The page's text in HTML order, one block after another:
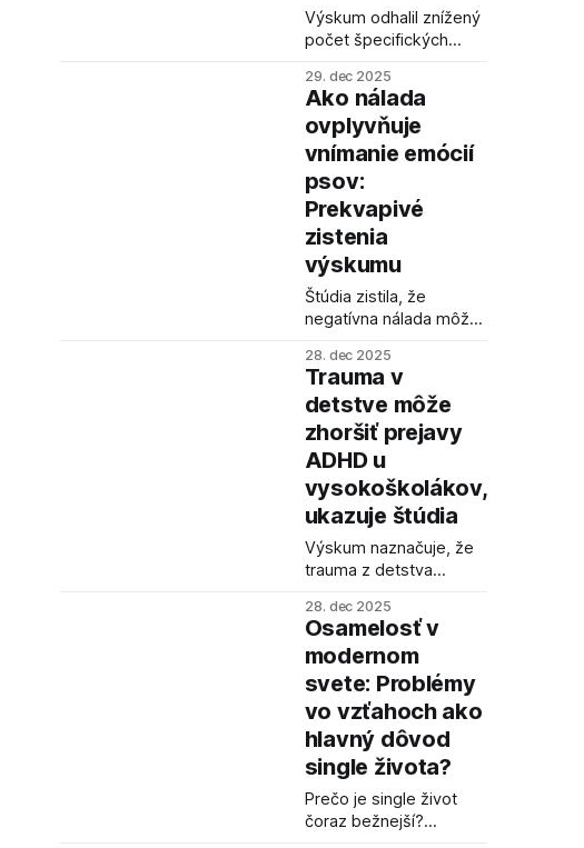
Výskum odhalil znížený
počet špecifických
glutamát, hlavný
excitačný
neurotransmiter, v
mozgoch ľudí s
autizmom. Táto
odlišnosť by mohla
vysvetľovať niektoré z
charakteristických čŕt
autizmu.
29. dec 2025
Ako nálada
ovplyvňuje
vnímanie emócií
psov:
Prekvapivé
zistenia
výskumu
Štúdia zistila, že
negatívna nálada môže
ako šťastnejších, a
naopak, pozitívna
nálada môže
spôsobovať, že psy
vnímame ako menej
radostné.
28. dec 2025
Trauma v
detstve môže
zhoršiť prejavy
ADHD u
vysokoškolákov,
ukazuje štúdia
Výskum naznačuje, že
trauma z detstva
regulovať emócie a mať
sebasúcit, čo vedie k
zhoršeniu prejavov
ADHD. Psychologické
intervencie zamerané
na sebalásku môžu byť
nápomocné.
28. dec 2025
Osamelosť v
modernom
svete: Problémy
vo vzťahoch ako
hlavný dôvod
single života?
Prečo je single život
čoraz bežnejší?